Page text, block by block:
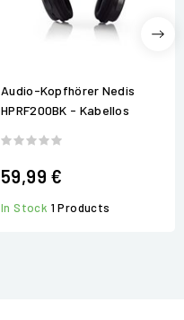
Audio-Kopfhörer Nedis
HPRF200BK - Kabellos
59,99 €
In Stock 1 Products